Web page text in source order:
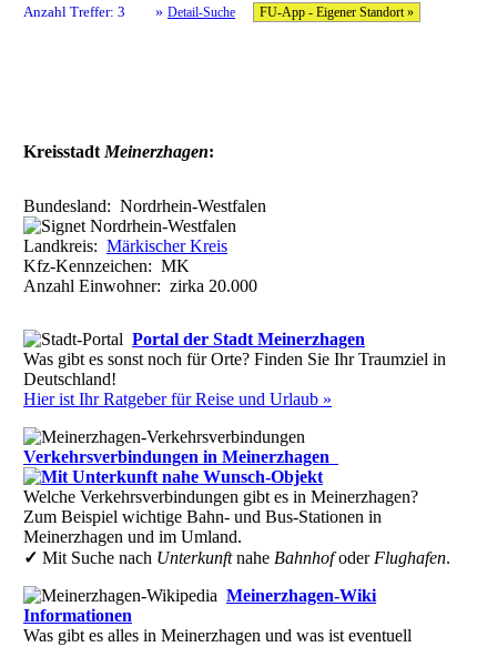
Anzahl Treffer: 3 » Detail-Suche FU-App - Eigener Standort »
Kreisstadt Meinerzhagen:
Bundesland: Nordrhein-Westfalen
Landkreis: Märkischer Kreis
Kfz-Kennzeichen: MK
Anzahl Einwohner: zirka 20.000
Portal der Stadt Meinerzhagen
Was gibt es sonst noch für Orte? Finden Sie Ihr Traumziel in
Deutschland!
Hier ist Ihr Ratgeber für Reise und Urlaub »
Verkehrsverbindungen in Meinerzhagen
Welche Verkehrsverbindungen gibt es in Meinerzhagen?
Zum Beispiel wichtige Bahn- und Bus-Stationen in
Meinerzhagen und im Umland.
✓ Mit Suche nach Unterkunftnahe BahnhofoderFlughafen.
Meinerzhagen-Wiki
Informationen
Was gibt es alles in Meinerzhagen und was ist eventuell